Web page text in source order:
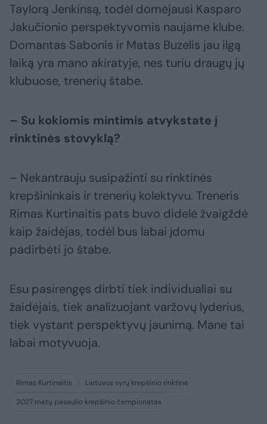
Taylorą Jenkinsą, todėl domėjausi Kasparo
Jakučionio perspektyvomis naujame klube.
Domantas Sabonis ir Matas Buzelis jau ilgą
laiką yra mano akiratyje, nes turiu draugų jų
klubuose, trenerių štabe.
– Su kokiomis mintimis atvykstate į
rinktinės stovyklą?
– Nekantrauju susipažinti su rinktinės
krepšininkais ir trenerių kolektyvu. Treneris
Rimas Kurtinaitis pats buvo didelė žvaigždė
kaip žaidėjas, todėl bus labai įdomu
padirbėti jo štabe.
Esu pasirengęs dirbti tiek individualiai su
žaidėjais, tiek analizuojant varžovų lyderius,
tiek vystant perspektyvų jaunimą. Mane tai
labai motyvuoja.
Rimas Kurtinaitis
Lietuvos vyrų krepšinio rinktinė
2027 metų pasaulio krepšinio čempionatas